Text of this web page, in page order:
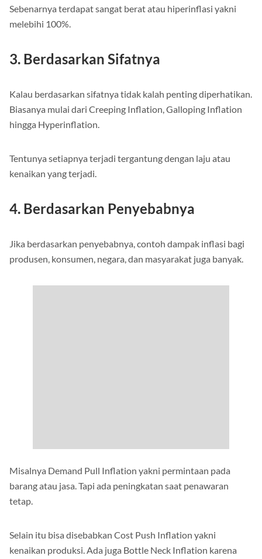
Sebenarnya terdapat sangat berat atau hiperinflasi yakni
melebihi 100%.
3. Berdasarkan Sifatnya
Kalau berdasarkan sifatnya tidak kalah penting diperhatikan.
Biasanya mulai dari Creeping Inflation, Galloping Inflation
hingga Hyperinflation.
Tentunya setiapnya terjadi tergantung dengan laju atau
kenaikan yang terjadi.
4. Berdasarkan Penyebabnya
Jika berdasarkan penyebabnya, contoh dampak inflasi bagi
produsen, konsumen, negara, dan masyarakat juga banyak.
Misalnya Demand Pull Inflation yakni permintaan pada
barang atau jasa. Tapi ada peningkatan saat penawaran
tetap.
Selain itu bisa disebabkan Cost Push Inflation yakni
kenaikan produksi. Ada juga Bottle Neck Inflation karena